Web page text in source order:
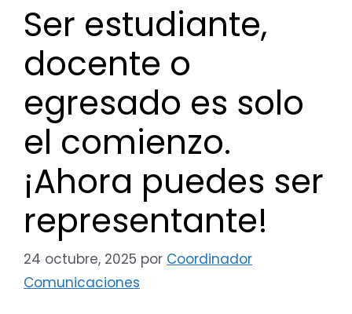
Ser estudiante,
docente o
egresado es solo
el comienzo.
¡Ahora puedes ser
representante!
24 octubre, 2025 por Coordinador
Comunicaciones